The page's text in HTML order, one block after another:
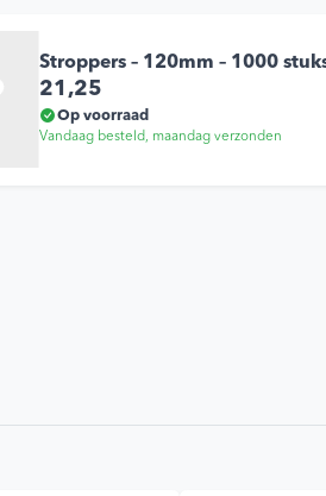
Stroppers – 120mm – 1000
21,25
Op voorraad
Vandaag besteld, maandag verzonden